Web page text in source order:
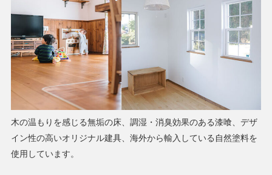
木の温もりを感じる無垢の床、調湿・消臭効果のある漆喰、デザ
イン性の高いオリジナル建具、海外から輸入している自然塗料を
使用しています。